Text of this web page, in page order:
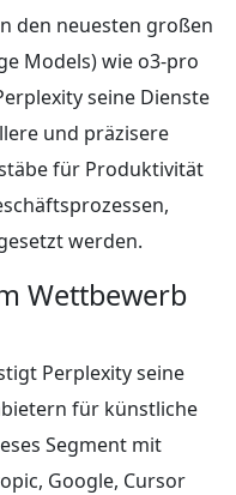
den neuesten großen
Models) wie o3-pro
seine Dienste
und präzisere
für Produktivität
werden.
Wettbewerb
Perplexity seine
für künstliche
Segment mit
Google, Cursor